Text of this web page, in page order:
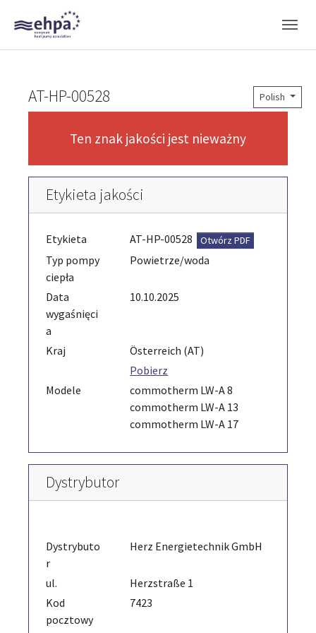
Skip to main navigation
Skip to main content
Skip to page footer
Polish
AT-HP-00528
Ten znak jakości jest nieważny
Etykieta jakości
Etykieta AT-HP-00528 Otwórz PDF
Typ pompy
ciepła
Powietrze/woda
Data
wygaśnięci
a
10.10.2025
Kraj
Österreich (AT)
Pobierz
Modele
commotherm LW-A 8
commotherm LW-A 13
commotherm LW-A 17
Dystrybutor
Dystrybuto
r
Herz Energietechnik GmbH
ul.
Herzstraße 1
Kod
pocztowy
7423